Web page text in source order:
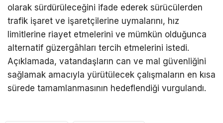
olarak sürdürüleceğini ifade ederek sürücülerden
trafik işaret ve işaretçilerine uymalarını, hız
limitlerine riayet etmelerini ve mümkün olduğunca
alternatif güzergâhları tercih etmelerini istedi.
Açıklamada, vatandaşların can ve mal güvenliğini
sağlamak amacıyla yürütülecek çalışmaların en kısa
sürede tamamlanmasının hedeflendiği vurgulandı.